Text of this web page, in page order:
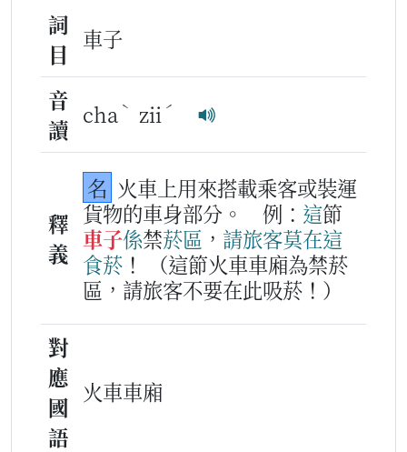
詞
目
車子
音
讀
cha ˋ zii ˊ
釋
義
名 火車上用來搭載乘客或裝運
貨物的車身部分。
例： 這節
車子係禁菸區 ， 請旅客莫在這
食菸 ！
（這節火車車廂為禁菸
區，請旅客不要在此吸菸！）
對
應
國
語
火車車廂